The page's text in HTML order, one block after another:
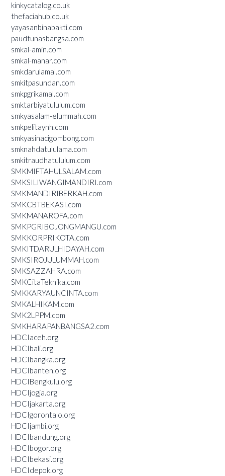
kinkycatalog.co.uk
thefaciahub.co.uk
yayasanbinabakti.com
paudtunasbangsa.com
smkal-amin.com
smkal-manar.com
smkdarulamal.com
smkitpasundan.com
smkpgrikamal.com
smktarbiyatululum.com
smkyasalam-elummah.com
smkpelitaynh.com
smkyasinacigombong.com
smknahdatululama.com
smkitraudhatululum.com
SMKMIFTAHULSALAM.com
SMKSILIWANGIMANDIRI.com
SMKMANDIRIBERKAH.com
SMKCBTBEKASI.com
SMKMANAROFA.com
SMKPGRIBOJONGMANGU.com
SMKKORPRIKOTA.com
SMKITDARULHIDAYAH.com
SMKSIROJULUMMAH.com
SMKSAZZAHRA.com
SMKCitaTeknika.com
SMKKARYAUNCINTA.com
SMKALHIKAM.com
SMK2LPPM.com
SMKHARAPANBANGSA2.com
HDCIaceh.org
HDCIbali.org
HDCIbangka.org
HDCIbanten.org
HDCIBengkulu.org
HDCIjogja.org
HDCIjakarta.org
HDCIgorontalo.org
HDCIjambi.org
HDCIbandung.org
HDCIbogor.org
HDCIbekasi.org
HDCIdepok.org